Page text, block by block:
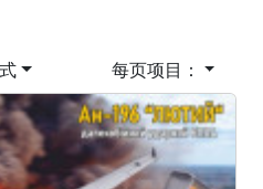
每页项目：